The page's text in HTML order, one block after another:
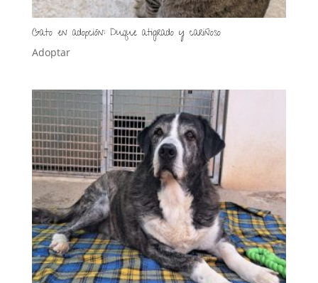
Gato en adopción: Duque atigrado y cariñoso
Adoptar